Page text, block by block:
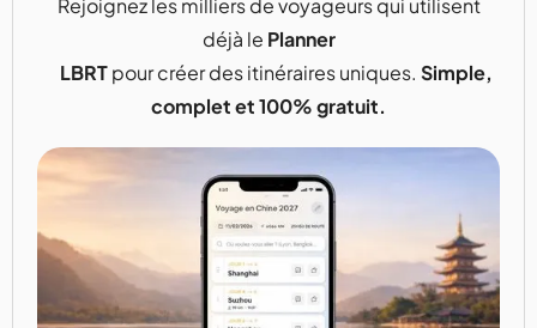
Rejoignez les milliers de voyageurs qui utilisent
déjà le Planner
LBRTpour créer des itinéraires uniques. Simple,
complet et 100% gratuit.